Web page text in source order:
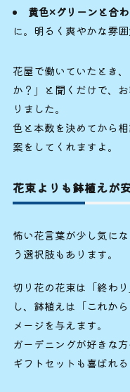
黄色×グリーンと合
に。明るく爽やかな雰
花屋で働いていたとき
か？」と聞くだけで、
りました。
色と本数を決めてから
案をしてくれますよ。
花束よりも鉢植えが
怖い花言葉が少し気にな
う選択肢もあります。
切り花の花束は「終わ
し、鉢植えは「これか
メージを与えます。
ガーデニングが好きな
ギフトセットも喜ばれる